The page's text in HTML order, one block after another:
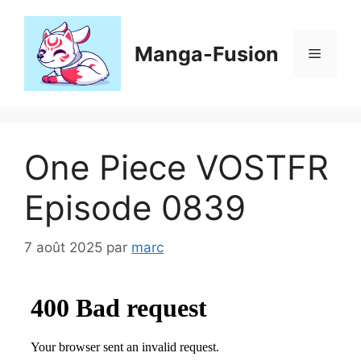
contenu
Manga-Fusion Menu
One Piece VOSTFR
Episode 0839
7 août 2025 par marc